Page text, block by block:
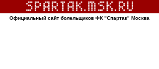
Официальный сайт болельщиков ФК "Спартак" Москва